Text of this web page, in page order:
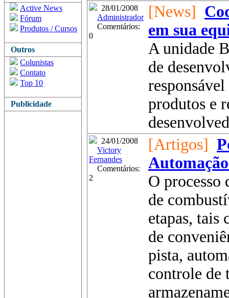
Active News
Fórum
Produtos / Cursos
Outros
Colunistas
Contato
Top 10
Publicidade
28/01/2008
Administrador
Comentários:
0
[News]
em sua
A unidade
de
produtos e
24/01/2008
Victory
Fernandes
Comentários:
2
[Artigos]
O processo
de
etapas, tais
de
pista,
controle de